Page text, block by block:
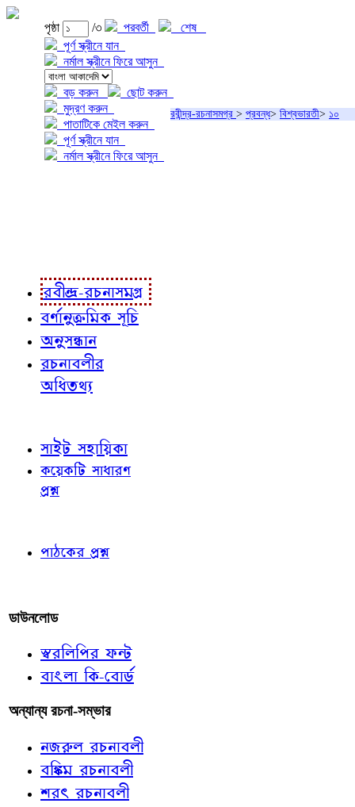
পৃষ্ঠা /৩ পরবর্তী
শেষ
পূর্ণ স্ক্রীনে যান
নর্মাল স্ক্রীনে ফিরে আসুন
বড় করুন
ছোট করুন
মুদ্রণ করুন
পাতাটিকে মেইল করুন
পূর্ণ স্ক্রীনে যান
নর্মাল স্ক্রীনে ফিরে আসুন
রবীন্দ্র-রচনাসমগ্র > প্রবন্ধ> বিশ্বভারতী> ১০
রবীন্দ্র-রচনাসমগ্র
বর্ণানুক্রমিক সূচি
অনুসন্ধান
রচনাবলীর
অধিতথ্য
সাইট সহায়িকা
কয়েকটি সাধারণ
প্রশ্ন
পাঠকের প্রশ্ন
ডাউনলোড
স্বরলিপির ফন্ট
বাংলা কি-বোর্ড
অন্যান্য রচনা-সম্ভার
নজরুল রচনাবলী
বঙ্কিম রচনাবলী
শরৎ রচনাবলী